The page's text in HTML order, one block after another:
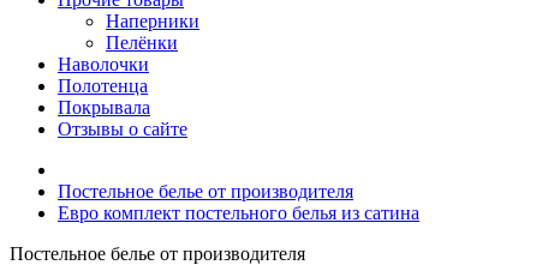
Наперники
Пелёнки
Наволочки
Полотенца
Покрывала
Отзывы о сайте
Постельное белье от производителя
Евро комплект постельного белья из сатина
Постельное белье от производителя